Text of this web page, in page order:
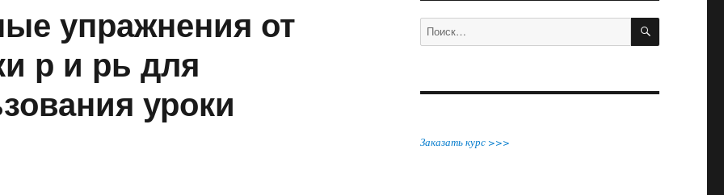
упражнения от
р и рь для
уроки
Искать: ПОИСК
Заказать курс >>>